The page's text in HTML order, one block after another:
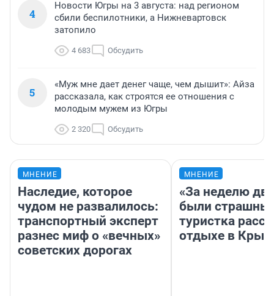
4
Новости Югры на 3 августа: над регионом
сбили беспилотники, а Нижневартовск
затопило
4 683 Обсудить
5
«Муж мне дает денег чаще, чем дышит»: Айза
рассказала, как строятся ее отношения с
молодым мужем из Югры
2 320 Обсудить
МНЕНИЕ
Наследие, которое
чудом не развалилось:
транспортный эксперт
разнес миф о «вечных»
советских дорогах
МНЕНИЕ
«За неделю
были
туристка
отдыхе в